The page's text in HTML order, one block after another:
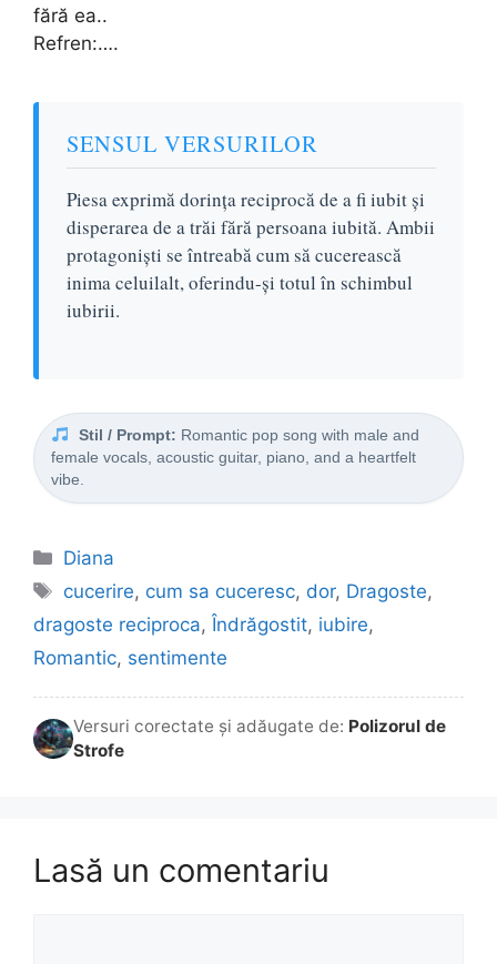
fără ea..
Refren:….
SENSUL VERSURILOR
Piesa exprimă dorința reciprocă de a fi iubit și
disperarea de a trăi fără persoana iubită. Ambii
protagoniști se întreabă cum să cucerească
inima celuilalt, oferindu-și totul în schimbul
iubirii.
Stil / Prompt: Romantic pop song with male and
female vocals, acoustic guitar, piano, and a heartfelt
vibe.
Categorii
Diana
Etichete
cucerire, cum sa cuceresc, dor, Dragoste,
dragoste reciproca, Îndrăgostit, iubire,
Romantic, sentimente
Versuri corectate și adăugate de: Polizorul de
Strofe
Lasă un comentariu